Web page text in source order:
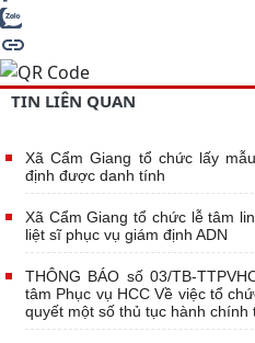
TIN LIÊN QUAN
Xã Cẩm Giang tổ chức lấy
định được danh tính
Xã Cẩm Giang tổ chức lễ tâm
liệt sĩ phục vụ giám định ADN
THÔNG BÁO số 03/TB-
tâm Phục vụ HCC Về việc tổ
quyết một số thủ tục hành chính